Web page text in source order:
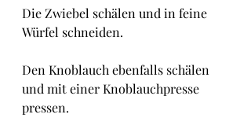
Die Zwiebel schälen und in feine
Würfel schneiden.
Den Knoblauch ebenfalls schälen
und mit einer Knoblauchpresse
pressen.